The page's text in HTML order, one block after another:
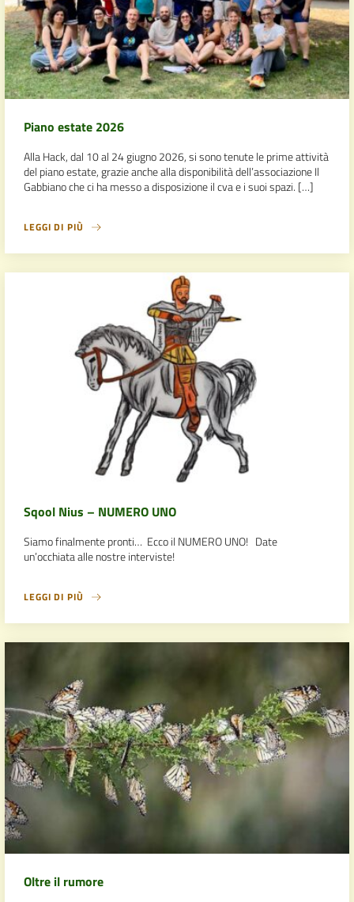
Piano estate 2026
Alla Hack, dal 10 al 24 giugno 2026, si sono tenute le prime attività
del piano estate, grazie anche alla disponibilità dell’associazione Il
Gabbiano che ci ha messo a disposizione il cva e i suoi spazi. […]
LEGGI DI PIÙ
Sqool Nius – NUMERO UNO
Siamo finalmente pronti… Ecco il NUMERO UNO! Date
un’occhiata alle nostre interviste!
LEGGI DI PIÙ
Oltre il rumore